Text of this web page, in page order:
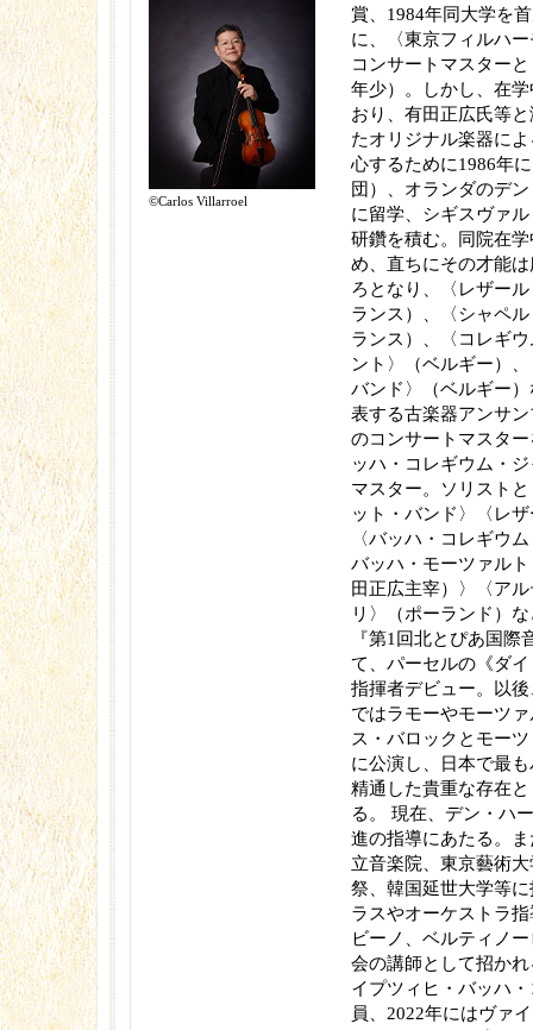
©︎Carlos Villarroel
賞、1984年同大学を
に、〈東京フィルハ
コンサートマスター
年少）。しかし、在
おり、有田正広氏等
たオリジナル楽器に
心するために1986年
団）、オランダのデ
に留学、シギスヴァ
研鑽を積む。同院在
め、直ちにその才能
ろとなり、〈レザー
ランス）、〈シャペ
ランス）、〈コレギ
ント〉（ベルギー）
バンド〉（ベルギー
表する古楽器アンサ
のコンサートマスタ
ッハ・コレギウム・
マスター。ソリスト
ット・バンド〉〈レ
〈バッハ・コレギウ
バッハ・モーツァル
田正広主宰）〉〈ア
リ〉（ポーランド）
『第1回北とぴあ国際
て、パーセルの《ダ
指揮者デビュー。以
ではラモーやモーツ
ス・バロックとモー
に公演し、日本で最
精通した貴重な存在
る。 現在、デン・ハ
進の指導にあたる。
立音楽院、東京藝術
祭、韓国延世大学等
ラスやオーケストラ
ビーノ、ベルティノ
会の講師として招か
イプツィヒ・バッハ
員、2022年にはヴァ